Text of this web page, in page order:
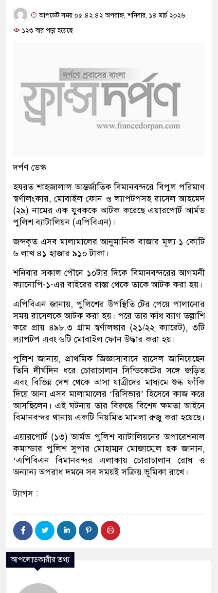
আপডেট সময় ০৫:৪২:৪২ অপরাহ্ন, শনিবার, ১৪ মার্চ ২০২৬
১২৩ বার পড়া হয়েছে
দর্পণ ডেস্ক
হযরত শাহজালাল আন্তর্জাতিক বিমানবন্দরে বিপুল পরিমাণ
স্বর্ণালংকার, মোবাইল ফোন ও ল্যাপটপসহ রাসেল আহমেদ
(২৯) নামের এক যুবককে আটক করেছে এয়ারপোর্ট আর্মড
পুলিশ ব্যাটালিয়ন (এপিবিএন)।
জব্দকৃত এসব মালামালের আনুমানিক বাজার মূল্য ১ কোটি
৬ লাখ ৪১ হাজার ৯১০ টাকা।
শনিবার সকাল পৌনে ১০টার দিকে বিমানবন্দরের আগমনী
ক্যানোপি-১-এর বাইরের রাস্তা থেকে তাকে আটক করা হয়।
এপিবিএন জানায়, পুলিশের উপস্থিতি টের পেয়ে পালানোর
সময় রাসেলকে আটক করা হয়। পরে তার কাঁধ ব্যাগ তল্লাশি
করে প্রায় ৪৯৮.৩ গ্রাম স্বর্ণালঙ্কার (২১/২২ ক্যারেট), ৩টি
ল্যাপটপ এবং ৬টি মোবাইল ফোন উদ্ধার করা হয়।
পুলিশ জানায়, প্রাথমিক জিজ্ঞাসাবাদে রাসেল জানিয়েছেন
তিনি দীর্ঘদিন ধরে চোরাচালান সিন্ডিকেটের সঙ্গে জড়িত
এবং বিভিন্ন দেশ থেকে আসা যাত্রীদের মাধ্যমে শুল্ক ফাঁকি
দিয়ে আনা এসব মালামালের ‘রিসিভার’ হিসেবে কাজ করে
আসছিলেন। এই ঘটনায় তার বিরুদ্ধে বিশেষ ক্ষমতা আইনে
বিমানবন্দর থানায় একটি নিয়মিত মামলা রুজু করা হয়েছে।
এয়ারপোর্ট (১৩) আর্মড পুলিশ ব্যাটালিয়নের অপারেশনাল
কমান্ডার পুলিশ সুপার মোহাম্মদ মোজাম্মেল হক জানান,
‘এপিবিএন বিমানবন্দর এলাকায় চোরাচালান রোধ ও
অন্যান্য অপরাধ দমনে সব সময়ই সক্রিয় ভূমিকা রাখে।
ট্যাগস :
আপলোডকারীর তথ্য